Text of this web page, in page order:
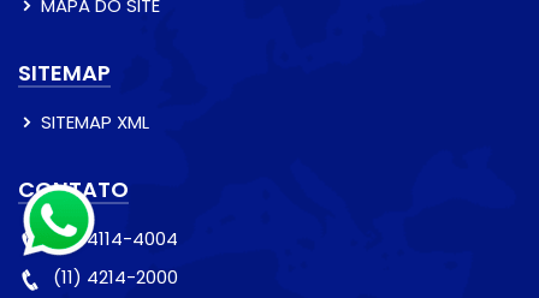
SITEMAP
SITEMAP XML
CONTATO
(11) 4114-4004
(11) 4214-2000